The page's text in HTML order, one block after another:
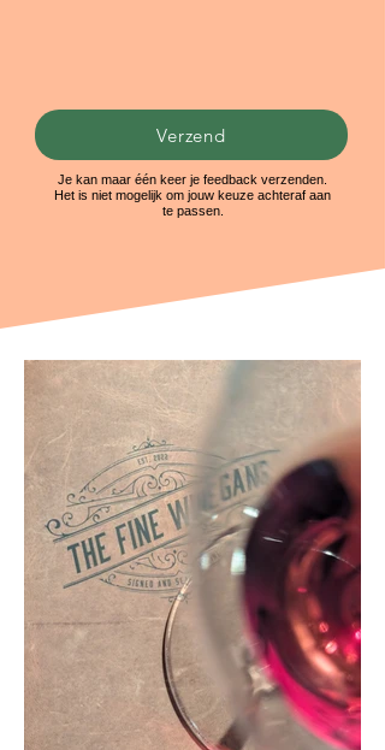
Verzend
Je kan maar één keer je feedback verzenden.
Het is niet mogelijk om jouw keuze achteraf aan
te passen.